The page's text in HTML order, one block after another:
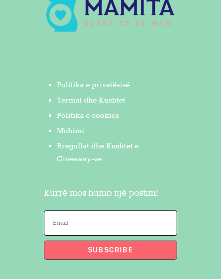
Politika e privatësisë
Termat dhe Kushtet
Politika e cookies
Mohimi
Rregullat dhe Kushtet e
Giveaway-ve
Kurrë mos humb një postim!